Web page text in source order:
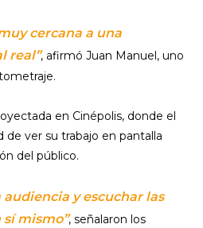
cercana a una
real”, afirmó Juan Manuel, uno
en Cinépolis, donde el
ver su trabajo en pantalla
del público.
audiencia y escuchar las
mismo”, señalaron los